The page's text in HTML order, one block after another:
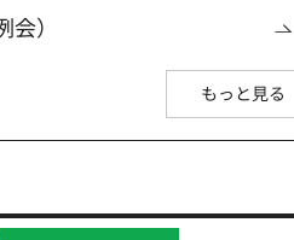
）
もっと見る